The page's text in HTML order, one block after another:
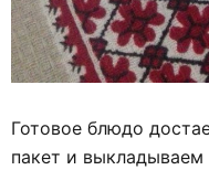
Готовое блюдо
пакет и